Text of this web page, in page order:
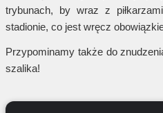
trybunach, by wraz z
stadionie, co jest wręcz
Przypominamy także do
szalika!